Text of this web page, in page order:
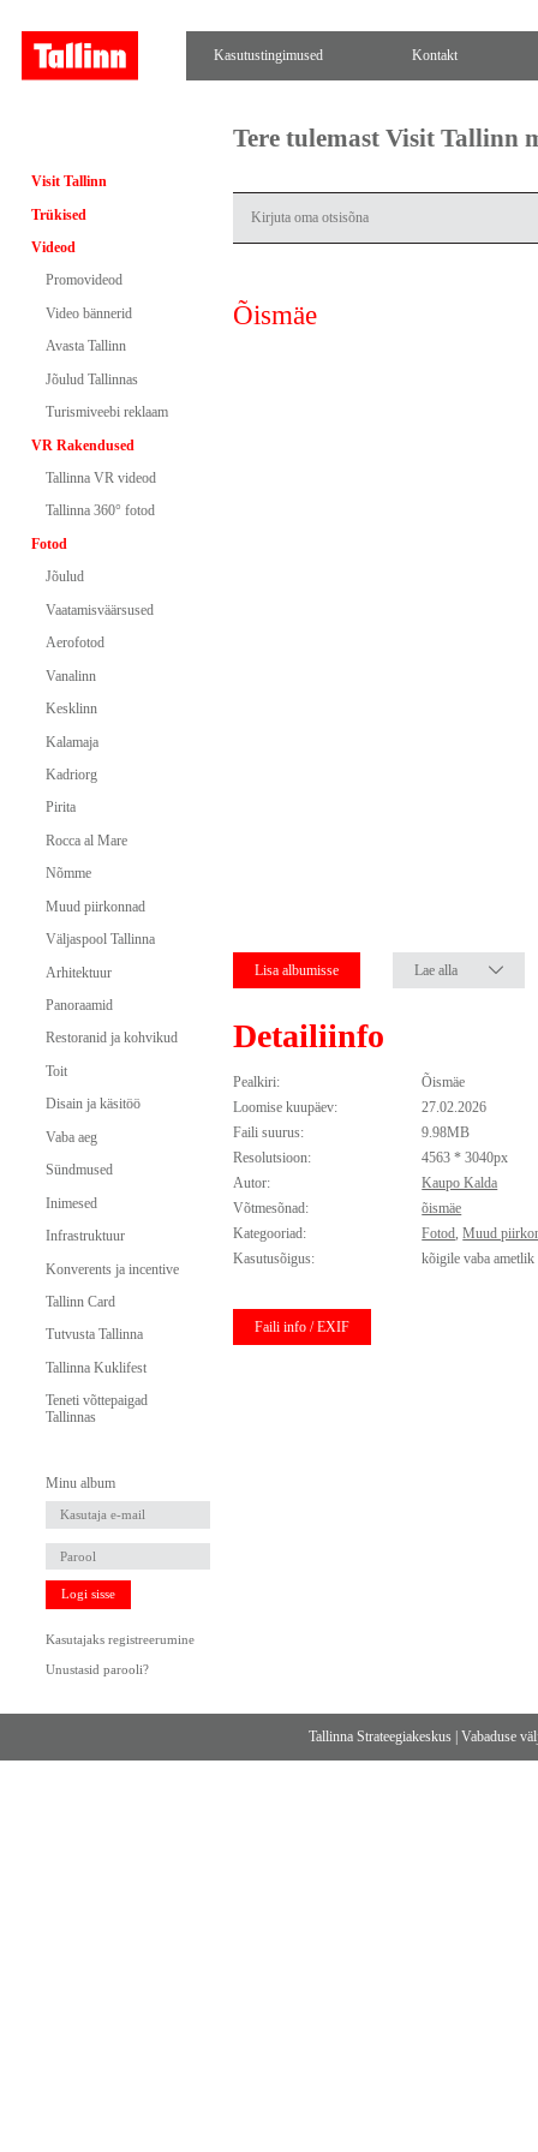
Kasutustingimused Kontakt
Visit Tallinn
Trükised
Videod
Promovideod
Video bännerid
Avasta Tallinn
Jõulud Tallinnas
Turismiveebi reklaam
VR Rakendused
Tallinna VR videod
Tallinna 360° fotod
Fotod
Jõulud
Vaatamisväärsused
Aerofotod
Vanalinn
Kesklinn
Kalamaja
Kadriorg
Pirita
Rocca al Mare
Nõmme
Muud piirkonnad
Väljaspool Tallinna
Arhitektuur
Panoraamid
Restoranid ja kohvikud
Toit
Disain ja käsitöö
Vaba aeg
Sündmused
Inimesed
Infrastruktuur
Konverents ja incentive
Tallinn Card
Tutvusta Tallinna
Tallinna Kuklifest
Teneti võttepaigad
Tallinnas
Minu album
Logi sisse
Kasutajaks registreerumine
Unustasid parooli?
Tere tulemast Visit Tallinn
Õismäe
Lisa albumisse Lae alla
Detailiinfo
Pealkiri:
Õismäe
Loomise kuupäev:
27.02.2026
Faili suurus:
9.98MB
Resolutsioon:
4563 * 3040px
Autor:
Kaupo Kalda
Võtmesõnad:
õismäe
Kategooriad:
Fotod,Muud
Kasutusõigus:
kõigile vaba
Faili info / EXIF
Tallinna Strateegiakeskus |Vabaduse